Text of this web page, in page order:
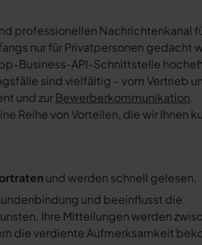
professionellen Nachrichtenkanal
nur für Privatpersonen gedacht
Business-API-Schnittstelle
sind vielfältig – vom Vertrieb
und zurBewerberkommunikation.
Reihe von Vorteilen, die wir Ihnen
und werden schnell gelesen.
und beeinflusst die
Ihre Mitteilungen werden
die verdiente Aufmerksamkeit